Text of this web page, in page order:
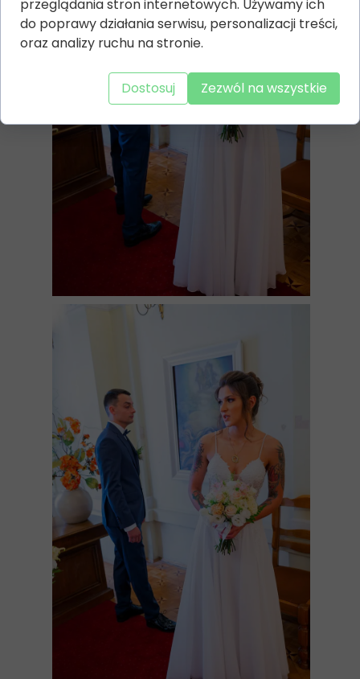
przeglądania stron internetowych. Używamy ich
do poprawy działania serwisu, personalizacji treści,
oraz analizy ruchu na stronie.
Dostosuj Zezwól na wszystkie